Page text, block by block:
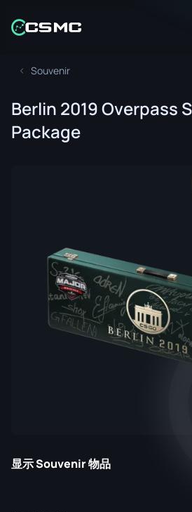
Souvenir
Berlin 2019 Overpass
Package
显示 Souvenir 物品